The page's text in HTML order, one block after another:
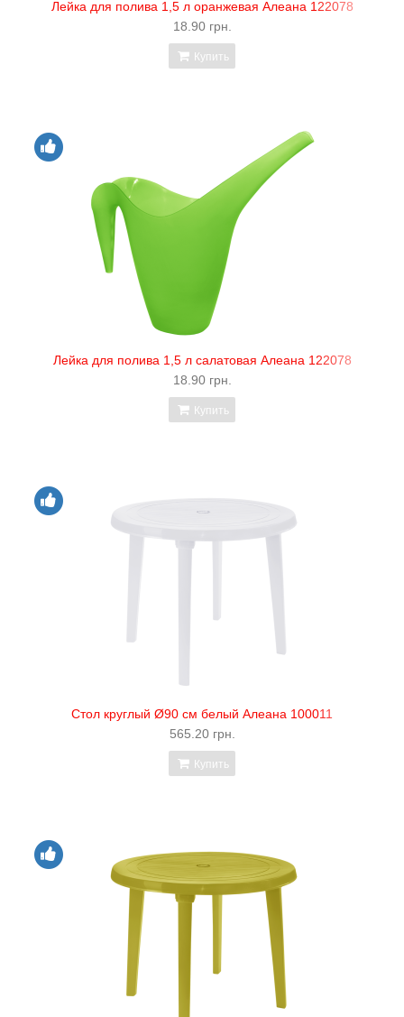
Лейка для полива 1,5 л оранжевая Алеана 122078
18.90 грн.
Купить
Лейка для полива 1,5 л салатовая Алеана 122078
18.90 грн.
Купить
Стол круглый Ø90 см белый Алеана 100011
565.20 грн.
Купить